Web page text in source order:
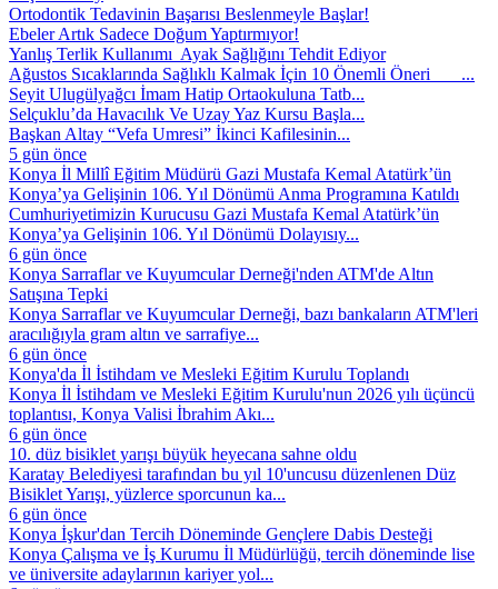
Ortodontik Tedavinin Başarısı Beslenmeyle Başlar!
Ebeler Artık Sadece Doğum Yaptırmıyor!
Yanlış Terlik Kullanımı Ayak Sağlığını Tehdit Ediyor
Ağustos Sıcaklarında Sağlıklı Kalmak İçin 10 Önemli Öneri ...
Seyit Ulugülyağcı İmam Hatip Ortaokuluna Tatb...
Selçuklu’da Havacılık Ve Uzay Yaz Kursu Başla...
Başkan Altay “Vefa Umresi” İkinci Kafilesinin...
5 gün önce
Konya İl Millî Eğitim Müdürü Gazi Mustafa Kemal Atatürk’ün
Konya’ya Gelişinin 106. Yıl Dönümü Anma Programına Katıldı
Cumhuriyetimizin Kurucusu Gazi Mustafa Kemal Atatürk’ün
Konya’ya Gelişinin 106. Yıl Dönümü Dolayısıy...
6 gün önce
Konya Sarraflar ve Kuyumcular Derneği'nden ATM'de Altın
Satışına Tepki
Konya Sarraflar ve Kuyumcular Derneği, bazı bankaların ATM'leri
aracılığıyla gram altın ve sarrafiye...
6 gün önce
Konya'da İl İstihdam ve Mesleki Eğitim Kurulu Toplandı
Konya İl İstihdam ve Mesleki Eğitim Kurulu'nun 2026 yılı üçüncü
toplantısı, Konya Valisi İbrahim Akı...
6 gün önce
10. düz bisiklet yarışı büyük heyecana sahne oldu
Karatay Belediyesi tarafından bu yıl 10'uncusu düzenlenen Düz
Bisiklet Yarışı, yüzlerce sporcunun ka...
6 gün önce
Konya İşkur'dan Tercih Döneminde Gençlere Dabis Desteği
Konya Çalışma ve İş Kurumu İl Müdürlüğü, tercih döneminde lise
ve üniversite adaylarının kariyer yol...